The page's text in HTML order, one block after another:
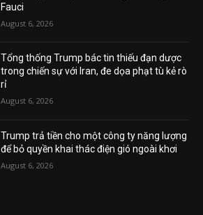
Fauci
August 6, 2026
Tổng thống Trump bác tin thiếu đạn dược
trong chiến sự với Iran, đe dọa phạt tù kẻ rò
rỉ
August 6, 2026
Trump trả tiền cho một công ty năng lượng
để bỏ quyền khai thác điện gió ngoài khơi
August 6, 2026